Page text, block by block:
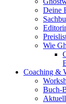
Deine
Wie
Coaching &
Buch-